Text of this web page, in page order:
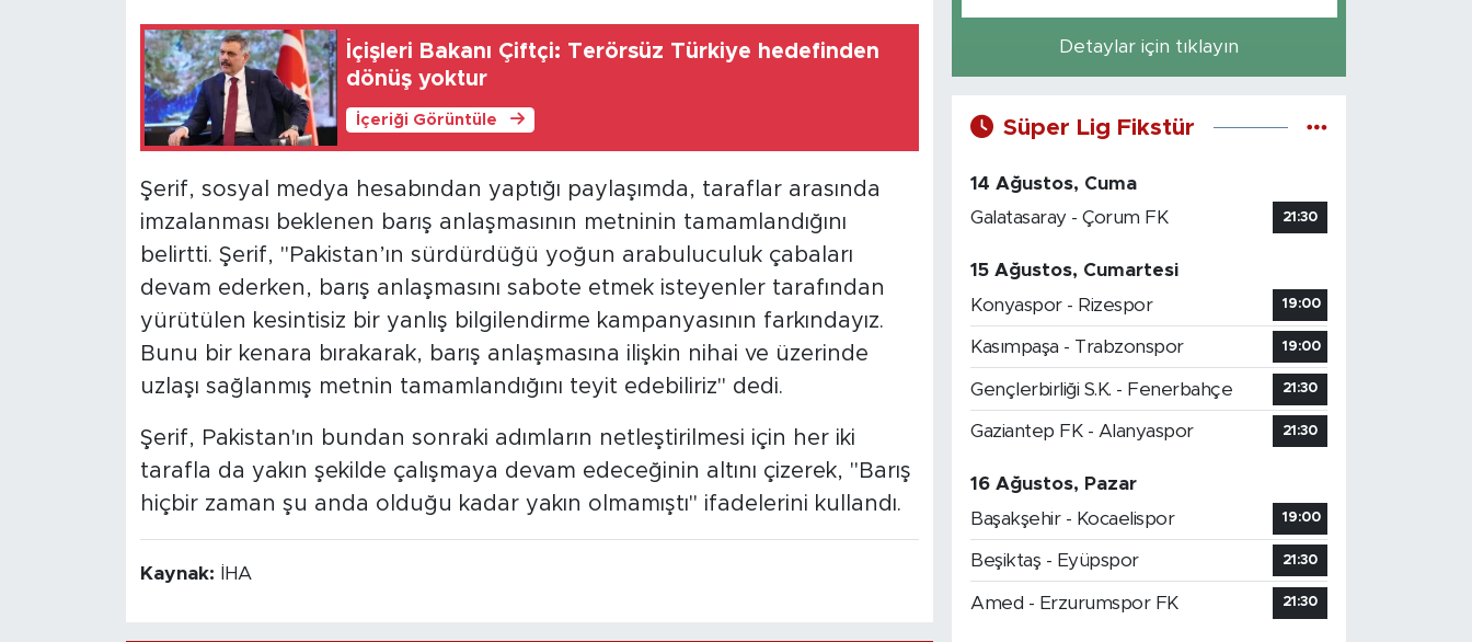
İçişleri Bakanı Çiftçi: Terörsüz Türkiye hedefinden
dönüş yoktur
İçeriği Görüntüle
Şerif, sosyal medya hesabından yaptığı paylaşımda, taraflar arasında
imzalanması beklenen barış anlaşmasının metninin tamamlandığını
belirtti. Şerif, "Pakistan’ın sürdürdüğü yoğun arabuluculuk çabaları
devam ederken, barış anlaşmasını sabote etmek isteyenler tarafından
yürütülen kesintisiz bir yanlış bilgilendirme kampanyasının farkındayız.
Bunu bir kenara bırakarak, barış anlaşmasına ilişkin nihai ve üzerinde
uzlaşı sağlanmış metnin tamamlandığını teyit edebiliriz" dedi.
Şerif, Pakistan'ın bundan sonraki adımların netleştirilmesi için her iki
tarafla da yakın şekilde çalışmaya devam edeceğinin altını çizerek, "Barış
hiçbir zaman şu anda olduğu kadar yakın olmamıştı" ifadelerini kullandı.
Kaynak: İHA
Detaylar için tıklayın
Süper Lig Fikstür
14 Ağustos, Cuma
Galatasaray - Çorum FK
21:30
15 Ağustos, Cumartesi
Konyaspor - Rizespor
19:00
Kasımpaşa - Trabzonspor 19:00
Gençlerbirliği S.K. - Fenerbahçe 21:30
Gaziantep FK - Alanyaspor 21:30
16 Ağustos, Pazar
Başakşehir - Kocaelispor
19:00
Beşiktaş - Eyüpspor 21:30
Amed - Erzurumspor FK 21:30